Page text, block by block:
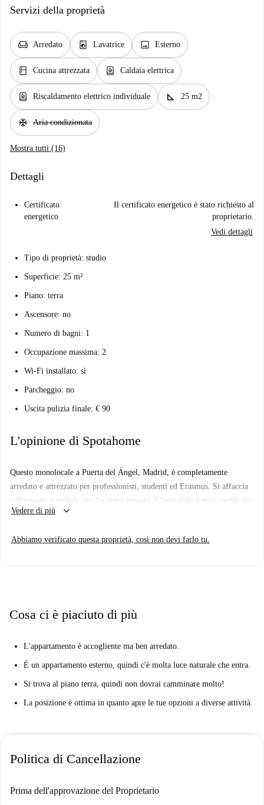
Servizi della proprietà
chair Arredato local_laundry_service Lavatrice image Esterno
kitchen Cucina attrezzata water_heater Caldaia elettrica
water_heater Riscaldamento elettrico individuale square_foot 25 m2
ac_unit Aria condizionata
Mostra tutti (16)
Dettagli
Certificato
energetico
Il certificato energetico è stato richiesto al
proprietario.
Vedi dettagli
Tipo di proprietà: studio
Superficie: 25 m²
Piano: terra
Ascensore: no
Numero di bagni: 1
Occupazione massima: 2
Wi-Fi installato: sì
Parcheggio: no
Uscita pulizia finale: € 90
L'opinione di Spotahome
Questo monolocale a Puerta del Ángel, Madrid, è completamente
arredato e attrezzato per professionisti, studenti ed Erasmus. Si affaccia
sull'esterno e include una lavatrice privata. L'immobile è stato verificato
personalmente da Spotahome.
Vedere di più keyboard_arrow_down
Abbiamo verificato questa proprietà, così non devi farlo tu.
Cosa ci è piaciuto di più
L'appartamento è accogliente ma ben arredato.
È un appartamento esterno, quindi c'è molta luce naturale che entra.
Si trova al piano terra, quindi non dovrai camminare molto!
La posizione è ottima in quanto apre le tue opzioni a diverse attività.
Politica di Cancellazione
Prima dell'approvazione del Proprietario